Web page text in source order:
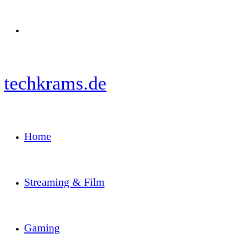
techkrams.de
Home
Streaming & Film
Gaming